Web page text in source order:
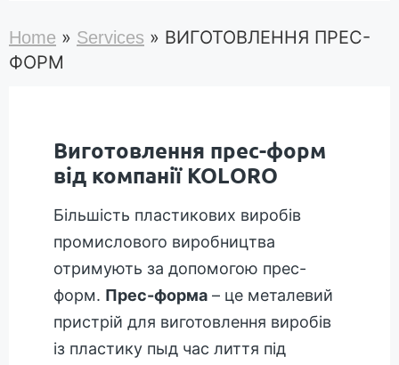
Home » Services » ВИГОТОВЛЕННЯ ПРЕС-
ФОРМ
Виготовлення прес-форм
від компанії KOLORO
Більшість пластикових виробів
промислового виробництва
отримують за допомогою прес-
форм. Прес-форма – це металевий
пристрій для виготовлення виробів
із пластику пыд час лиття під